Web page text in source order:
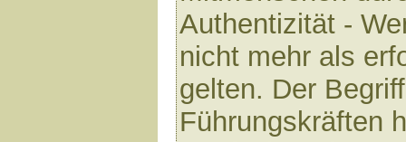
Authentizität -
nicht mehr als
gelten. Der
Führungskräften